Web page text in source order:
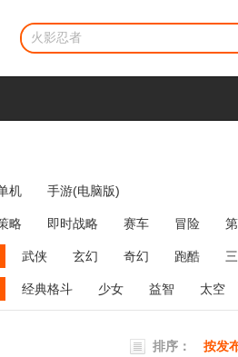
机 手游(电脑版)
略 即时战略 赛车 冒险
牌类
麻将 网络游戏 弹幕
武侠 玄幻 奇幻 跑酷
经典格斗 少女 益智 太空
排序： 按发